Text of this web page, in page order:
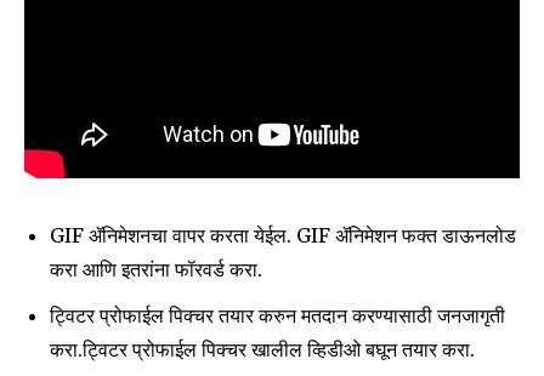
conversation.
To subscribe, simply enter your email address on our website
your privacy and won't spam your inbox. Your information is
safe with us.
GIF ॲनिमेशनचा वापर करता येईल. GIF ॲनिमेशन फक्त डाऊनलोड
करा आणि इतरांना फॉरवर्ड करा.
ट्विटर प्रोफाईल पिक्चर तयार करुन मतदान करण्यासाठी जनजागृती
करा.ट्विटर प्रोफाईल पिक्चर खालील व्हिडीओ बघून तयार करा.